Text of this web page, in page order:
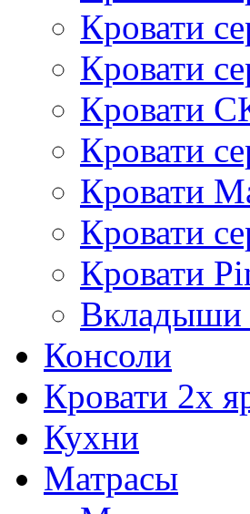
Кровати
Кровати
Кровати
Кровати
Кровати
Кровати
Кровати
Вкладыши
Консоли
Кровати 2х
Кухни
Матрасы